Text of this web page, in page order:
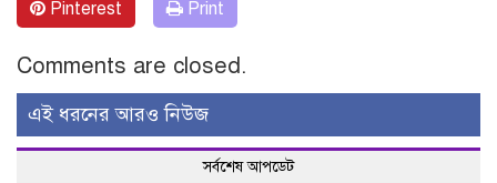
Pinterest Print
Comments are closed.
এই ধরনের আরও নিউজ
সর্বশেষ আপডেট